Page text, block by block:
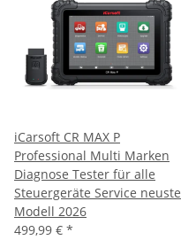
iCarsoft CR MAX P
Professional Multi Marken
Diagnose Tester für alle
Steuergeräte Service neuste
Modell 2026
499,99 € *